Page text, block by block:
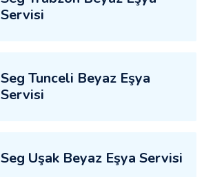
Servisi
Seg Tunceli Beyaz Eşya
Servisi
Seg Uşak Beyaz Eşya Servisi